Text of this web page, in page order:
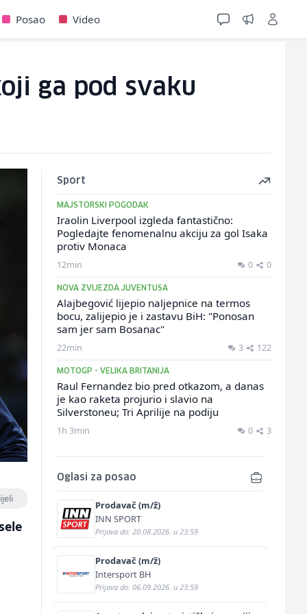
Posao Video
ga pod svaku
Sport
MAJSTORSKI POGODAK
Iraolin Liverpool izgleda fantastično:
Pogledajte fenomenalnu akciju za gol Isaka
protiv Monaca
12min 0 0
NOVA ZVIJEZDA JUVENTUSA
Alajbegović lijepio naljepnice na termos
bocu, zalijepio je i zastavu BiH: "Ponosan
sam jer sam Bosanac"
22min 3 122
MOTOGP - VELIKA BRITANIJA
Raul Fernandez bio pred otkazom, a danas
je kao raketa projurio i slavio na
Silverstoneu; Tri Aprilije na podiju
1h 3min 0 3
Oglasi za posao
Prodavač (m/ž)
INN SPORT
Prijava do: 20.08.2026. u 23:59
Prodavač (m/ž)
Intersport BH
Prijava do: 06.09.2026. u 23:59